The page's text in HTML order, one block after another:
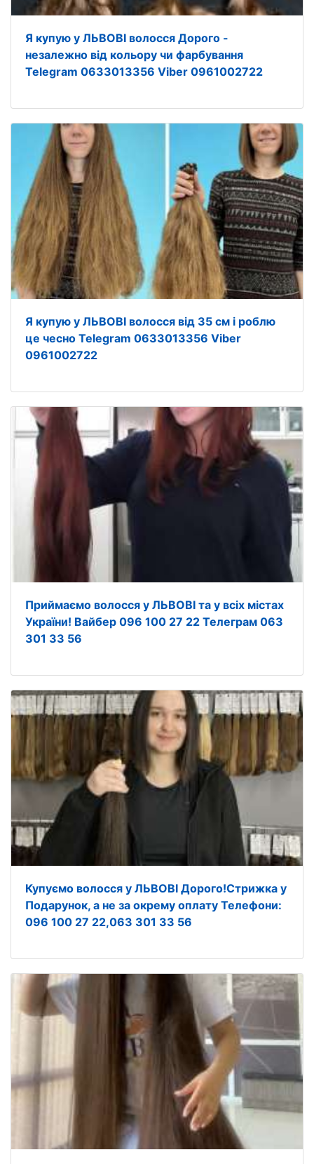
Я купую у ЛЬВОВІ волосся Дорого -
незалежно від кольору чи фарбування
Telegram 0633013356 Viber 0961002722
Я купую у ЛЬВОВІ волосся від 35 см і роблю
це чесно Telegram 0633013356 Viber
0961002722
Приймаємо волосся у ЛЬВОВІ та у всіх містах
України! Вайбер 096 100 27 22 Телеграм 063
301 33 56
Купуємо волосся у ЛЬВОВІ Дорого!Стрижка у
Подарунок, а не за окрему оплату Телефони:
096 100 27 22,063 301 33 56